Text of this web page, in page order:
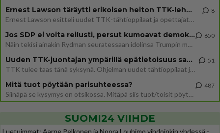
Ernest Lawson täräytti erikoisen heiton TTK-lehdistötilaisuudessa: " Onko tässä tarkoituksena...?"
Ernest Lawson esitteli uudet TTK-tähtioppilaat ja opettajat torstaina 6.8. lehdistölle. Tulevalla kaudella on yksi hausk
8
Jos SDP ei voita reilusti, persut kumoavat demokratian Suomesta
Näin tekisi ainakin Rydman seuratessaan idolinsa Trumpin mallia https://www.is.fi/politiikka/art-2000012187244.html
650
Uuden TTK-juontajan ympärillä epätietoisuus sakenee - Nyt MTV hämmentää soppaa
TTK tulee taas tänä syksynä. Ohjelman uudet tähtioppilaat julkistetaan torstaina 6. elokuuta klo 14 alkavassa lehdistö
51
Mitä tuot pöytään parisuhteessa?
Siinäpä se kysymys on otsikossa. Mitäpä siis tuot/toisit pöytään parisuhteessa? Oletko mies vai nainen? Koetko sen mitä
487
SUOMI24 VIIHDE
Luetuimmat: Aarne Pelkonen ja Noora Louhimo vihdoinkin yhdessä -